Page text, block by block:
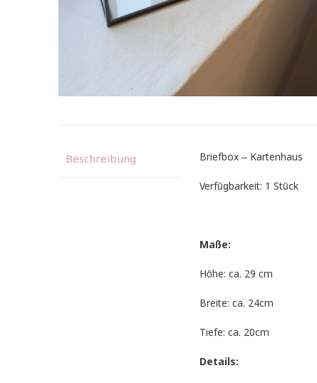
Beschreibung Briefbox – Kartenhaus
Verfügbarkeit: 1 Stück
Maße:
Höhe: ca. 29 cm
Breite: ca. 24cm
Tiefe: ca. 20cm
Details: